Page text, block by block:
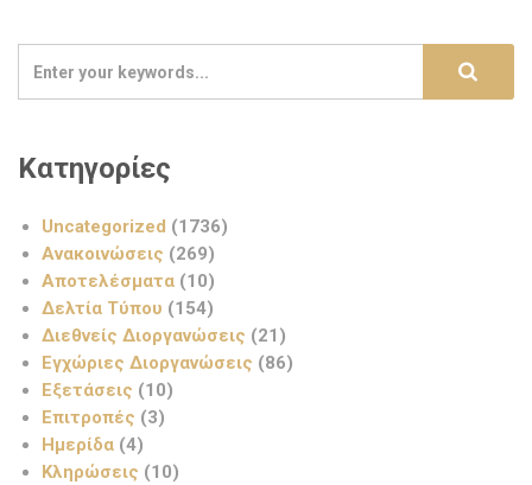
Κατηγορίες
Uncategorized (1736)
Ανακοινώσεις (269)
Αποτελέσματα (10)
Δελτία Τύπου (154)
Διεθνείς Διοργανώσεις (21)
Εγχώριες Διοργανώσεις (86)
Εξετάσεις (10)
Επιτροπές (3)
Ημερίδα (4)
Κληρώσεις (10)